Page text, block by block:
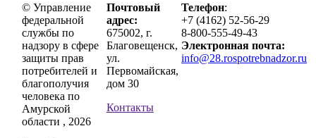
© Управление
федеральной
службы по
надзору в сфере
защиты прав
потребителей и
благополучия
человека по
Амурской
области , 2026
Почтовый
адрес:
675002, г.
Благовещенск,
ул.
Первомайская,
дом 30
Контакты
Телефон:
+7 (4162) 52-56-29
8-800-555-49-43
Электронная почта:
info@28.rospotrebnadzor.ru